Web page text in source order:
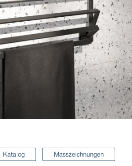
Katalog Masszeichnungen